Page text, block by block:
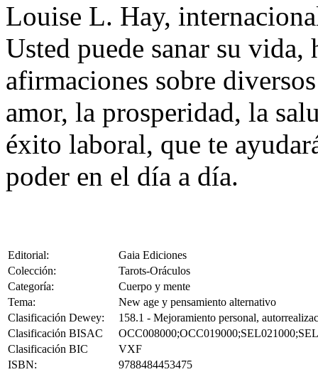
Louise L. Hay,
Usted puede sanar su vida,
afirmaciones sobre
amor, la prosperidad, la
éxito laboral, que te
poder en el día a día.
Editorial:
Gaia Ediciones
Colección:
Tarots-Oráculos
Categoría:
Cuerpo y mente
Tema:
New age y pensamiento alternativo
Clasificación Dewey:
158.1 - Mejoramiento personal,
Clasificación BISAC
Clasificación BIC
VXF
ISBN:
9788484453475